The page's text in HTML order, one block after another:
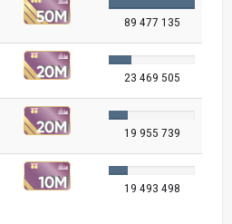
89 477 135
23 469 505
19 955 739
19 493 498